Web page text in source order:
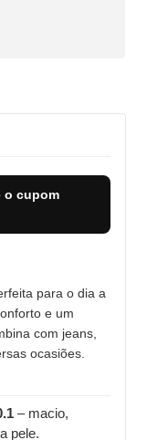
o cupom
para o dia a
e um
com jeans,
ocasiões.
– macio,
pele.